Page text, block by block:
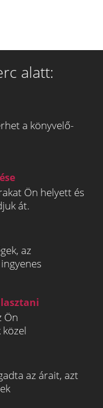
alatt:
a könyvelő-
Ön helyett és
át.
az
Ön
az árait, azt